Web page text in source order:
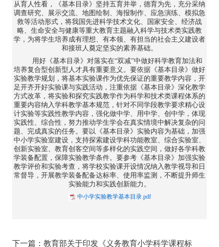
从育人性看，《基本目录》坚持五育并举，德育为先，充分采纳
调查研究、展示交流、地图绘制、海报制作、应急演练、模拟急
救等活动形式，将我国先进科学技术文化、国家安全、经济战
略、生命安全与健康等重大教育主题融入科学与技术类实践教
学，为将学生培养成有理想、有本领、有担当的社会主义建设者
和接班人奠定坚实的素养基础。
用好《基本目录》对落实在“双减”中做好科学教育加法和
培养复合型创新型人才具有重要意义。要依据《基本目录》做好
实验教学规划，将基本实验课作为优先保证的重要教学内容，开
足开齐开好实验课与实践活动，注重依据《基本目录》深化教学
方式改革，将实验和探究实践教学作为科学和技术类课程体系的
重要内容纳入学科教学基本规范，针对不同学段教学要求精心设
计实验等实践性教学内容，强化做中学、用中学、创中学，体现
实践性、综合性，努力推动学生学会在真实情境中解决复杂的问
题、完成真实的任务。要以《基本目录》实验内容为基础，加强
中小学实验室建设，支持探索建设学科功能教室、综合实验室、
创新实验室、教育创客空间等多样化的实践空间，做好各学科教
学装备配置，保障实验教学条件。要参考《基本目录》加强实验
教学评价和实验考查，将学校实验课开设情况纳入教学视导和日
常督导，开展教学装备配备达标率、使用率监测，不断提升师生
实验能力和实践创新能力。
中小学实验教学基本目录.pdf
下一篇： 教育部关于印发《义务教育小学科学课程标